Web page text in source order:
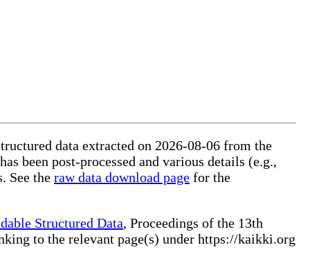
data extracted on 2026-08-06 from the
been post-processed and various details (e.g.,
See the raw data download page for the
Structured Data, Proceedings of the 13th
to the relevant page(s) under https://kaikki.org